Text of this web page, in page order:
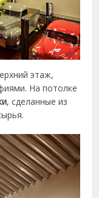
этаж,
На потолке
, сделанные из